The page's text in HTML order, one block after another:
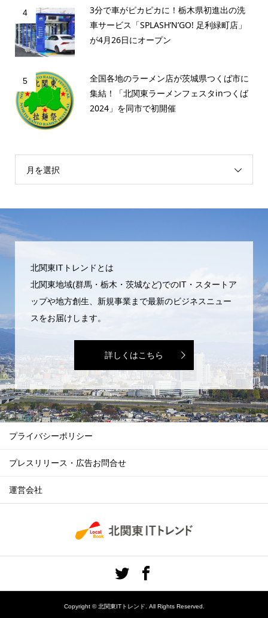
4
3分で車がピカピカに！栃木県初進出の洗
車サービス「SPLASH’N’GO! 足利緑町店」
が4月26日にオープン
5
全国各地のラーメン店が茨城県つくば市に
集結！「北関東ラーメンフェスタinつくば
2024」を同市で初開催
月を選択
北関東ITトレンドとは
北関東地域(群馬・栃木・茨城など)でのIT・スタートア
ップや地方創生、新規事業まで最新のビジネスニュー
スをお届けします。
詳しくはこちら
プライバシーポリシー
プレスリリース・広告お問合せ
運営会社
Copyright ©北関東ITトレンド. All Rights Reserved.